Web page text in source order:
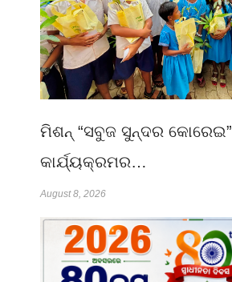
ମିଶନ୍ “ସବୁଜ ସୁନ୍ଦର କୋରେଇ”
କାର୍ଯ୍ୟକ୍ରମର…
August 8, 2026